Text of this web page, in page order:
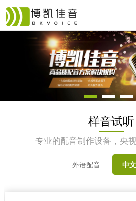
样音试听
专业的配音制作设备，央
外语配音 中